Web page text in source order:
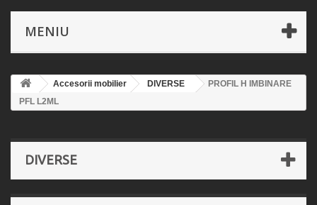
MENIU
Accesorii mobilier DIVERSE
PROFIL H IMBINARE
PFL L2ML
DIVERSE